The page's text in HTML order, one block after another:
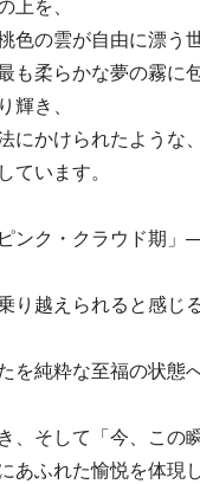
色の雲が自由に漂う
も柔らかな夢の霧に
輝き、
にかけられたような
ています。
ンク・クラウド期
り越えられると感じ
を純粋な至福の状態
、そして「今、この
あふれた愉悦を体現